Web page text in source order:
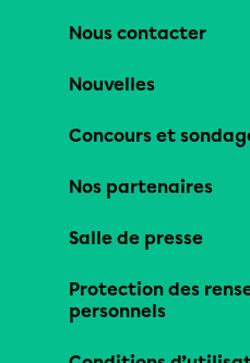
Nous contacter
Nouvelles
Concours et
Nos partenaires
Salle de presse
Protection des
personnels